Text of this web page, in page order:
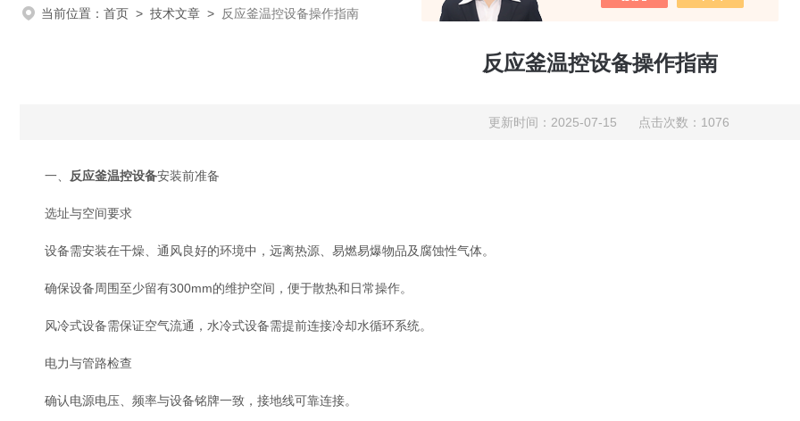
当前位置： 首页 > 技术文章 > 反应釜温控设备操作指南
反应釜温控设备操作指南
更新时间：2025-07-15 点击次数：1076
一、 反应釜温控设备安装前准备
选址与空间要求
设备需安装在干燥、通风良好的环境中，远离热源、易燃易爆物品及腐蚀性气体。
确保设备周围至少留有300mm的维护空间，便于散热和日常操作。
风冷式设备需保证空气流通，水冷式设备需提前连接冷却水循环系统。
电力与管路检查
确认电源电压、频率与设备铭牌一致，接地线可靠连接。